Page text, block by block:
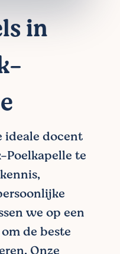
in
ideale docent
Poelkapelle te
we op een
de beste